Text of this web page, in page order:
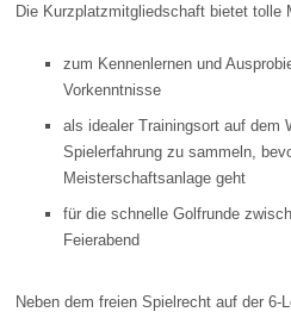
Die Kurzplatzmitgliedschaft bietet tolle
zum Kennenlernen und
Vorkenntnisse
als idealer Trainingsort auf dem
Spielerfahrung zu sammeln,
Meisterschaftsanlage geht
für die schnelle Golfrunde
Feierabend
Neben dem freien Spielrecht auf der 6-